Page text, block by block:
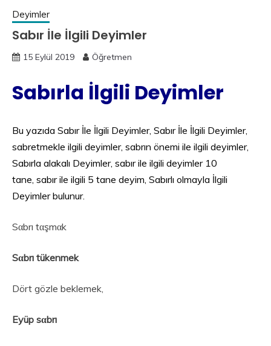
Deyimler
Sabır İle İlgili Deyimler
15 Eylül 2019 Öğretmen
Sabırla İlgili Deyimler
Bu yazıda Sabır İle İlgili Deyimler, Sabır İle İlgili Deyimler,
sabretmekle ilgili deyimler, sabrın önemi ile ilgili deyimler,
Sabırla alakalı Deyimler, sabır ile ilgili deyimler 10
tane, sabır ile ilgili 5 tane deyim, Sabırlı olmayla İlgili
Deyimler bulunur.
Sαbrı tαşmαk
Sαbrı tükenmek
Dört gözle beklemek,
Eyüp sαbrı